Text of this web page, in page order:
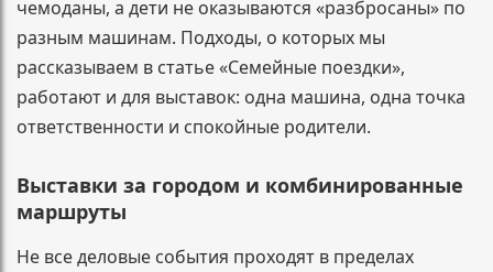
чемоданы, а дети не оказываются «разбросаны» по
разным машинам. Подходы, о которых мы
рассказываем в статье «Семейные поездки»,
работают и для выставок: одна машина, одна точка
ответственности и спокойные родители.
Выставки за городом и комбинированные
маршруты
Не все деловые события проходят в пределах